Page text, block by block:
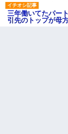
三年働いてたパー
引先のトップが母